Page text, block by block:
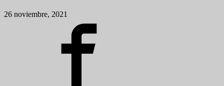
26 noviembre, 2021